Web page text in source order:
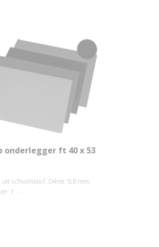
onderlegger ft 40 x 53
schuimstof. Dikte: 0,8 mm.
1 .…